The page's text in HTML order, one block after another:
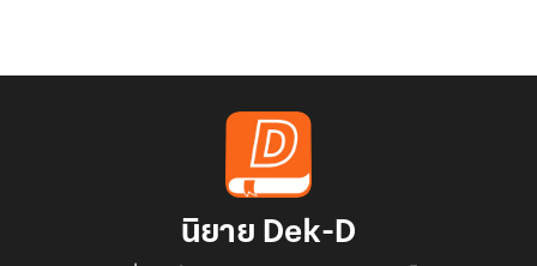
นิยาย Dek-D